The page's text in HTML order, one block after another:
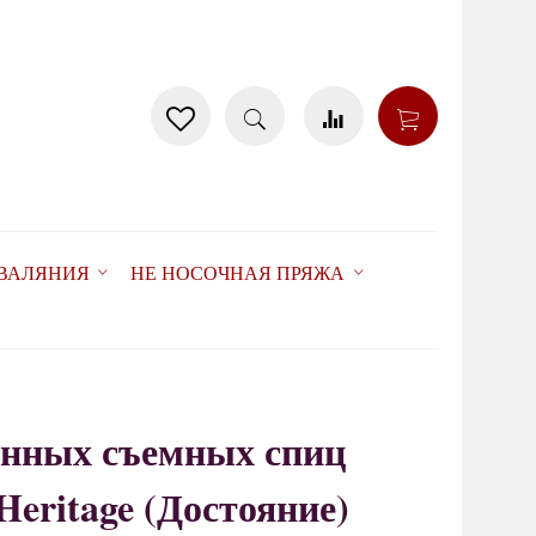
НЕ НОСОЧНАЯ ПРЯЖА
15% товар отсутствует
съемных спиц
(Достояние)